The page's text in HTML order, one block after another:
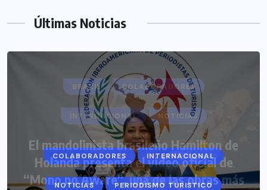
Últimas Noticias
COLABORADORES INTERNACIONAL
NOTICIAS PERIODISMO TURISTICO